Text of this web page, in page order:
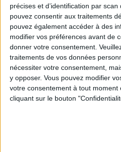
précises et d’identification par
pouvez consentir aux traitements
pouvez également accéder à des
modifier vos préférences avant de
donner votre consentement.
traitements de vos données
nécessiter votre consentement,
y opposer. Vous pouvez modifier
votre consentement à tout
cliquant sur le bouton
Peut-on remplacer la
Consultation